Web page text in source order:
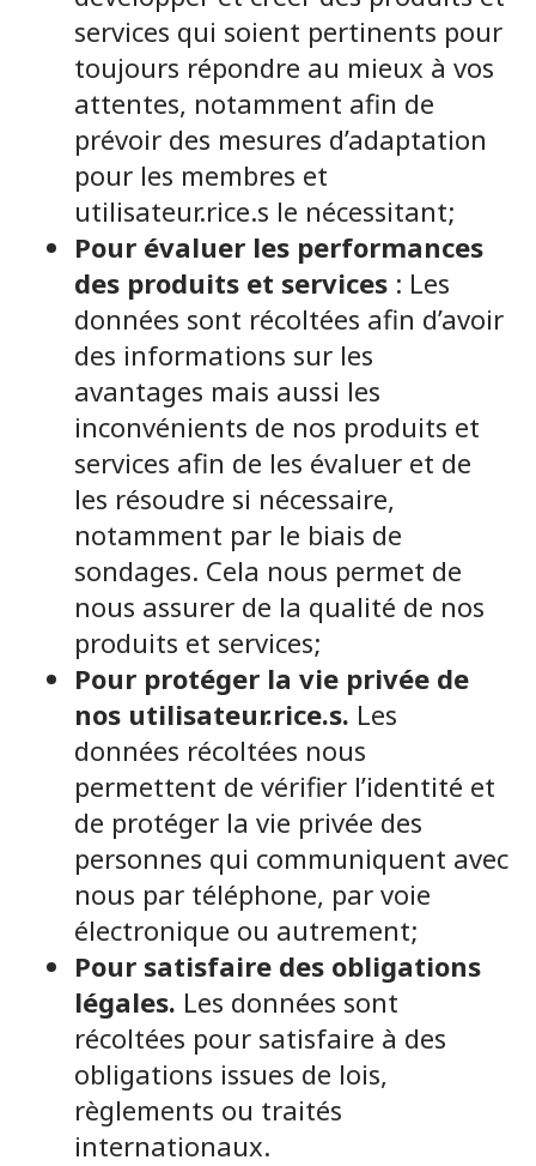
services qui soient pertinents pour
toujours répondre au mieux à vos
attentes, notamment afin de
prévoir des mesures d’adaptation
pour les membres et
utilisateur.rice.s le nécessitant;
Pour évaluer les performances
des produits et services : Les
données sont récoltées afin d’avoir
des informations sur les
avantages mais aussi les
inconvénients de nos produits et
services afin de les évaluer et de
les résoudre si nécessaire,
notamment par le biais de
sondages. Cela nous permet de
nous assurer de la qualité de nos
produits et services;
Pour protéger la vie privée de
nos utilisateur.rice.s. Les
données récoltées nous
permettent de vérifier l’identité et
de protéger la vie privée des
personnes qui communiquent avec
nous par téléphone, par voie
électronique ou autrement;
Pour satisfaire des obligations
légales. Les données sont
récoltées pour satisfaire à des
obligations issues de lois,
règlements ou traités
internationaux.